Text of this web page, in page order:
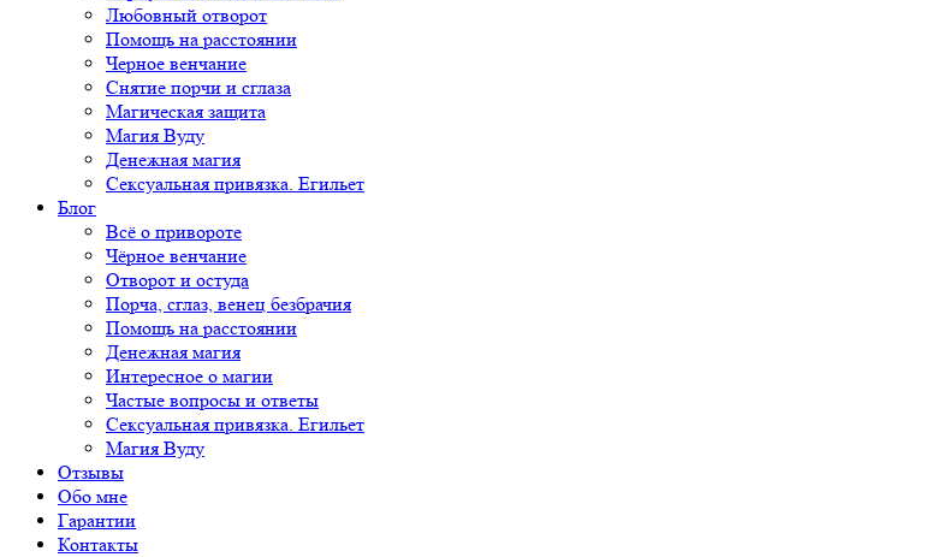
Любовный отворот
Помощь на расстоянии
Черное венчание
Снятие порчи и сглаза
Магическая защита
Магия Вуду
Денежная магия
Сексуальная привязка. Егильет
Блог
Всё о привороте
Чёрное венчание
Отворот и остуда
Порча, сглаз, венец безбрачия
Помощь на расстоянии
Денежная магия
Интересное о магии
Частые вопросы и ответы
Сексуальная привязка. Егильет
Магия Вуду
Отзывы
Обо мне
Гарантии
Контакты